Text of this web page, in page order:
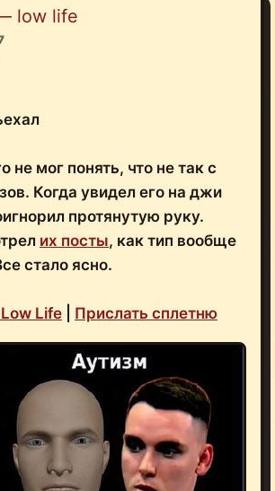
low life
не мог понять, что не так с
Когда увидел его на джи
протянутую руку.
их посты, как тип вообще
стало ясно.
Life Прислать сплетню